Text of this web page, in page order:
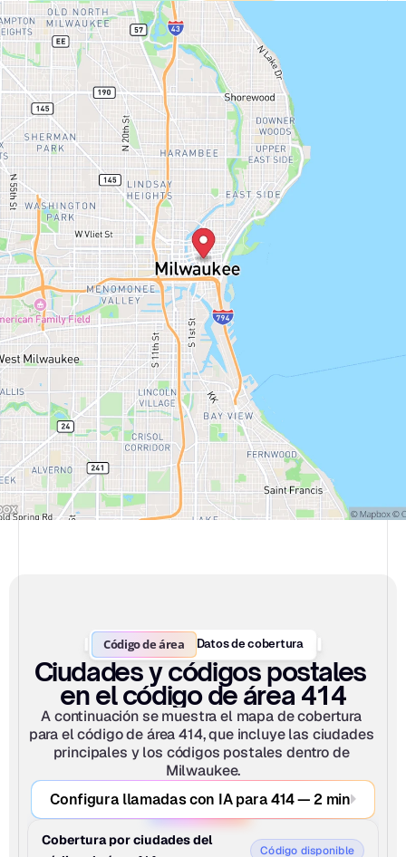
Código de área Datos de cobertura
Ciudades y códigos postales
en el código de área 414
A continuación se muestra el mapa de cobertura
para el código de área 414, que incluye las ciudades
principales y los códigos postales dentro de
Milwaukee.
Configura llamadas con IA para 414 — 2 min
Cobertura por ciudades del
Código disponible